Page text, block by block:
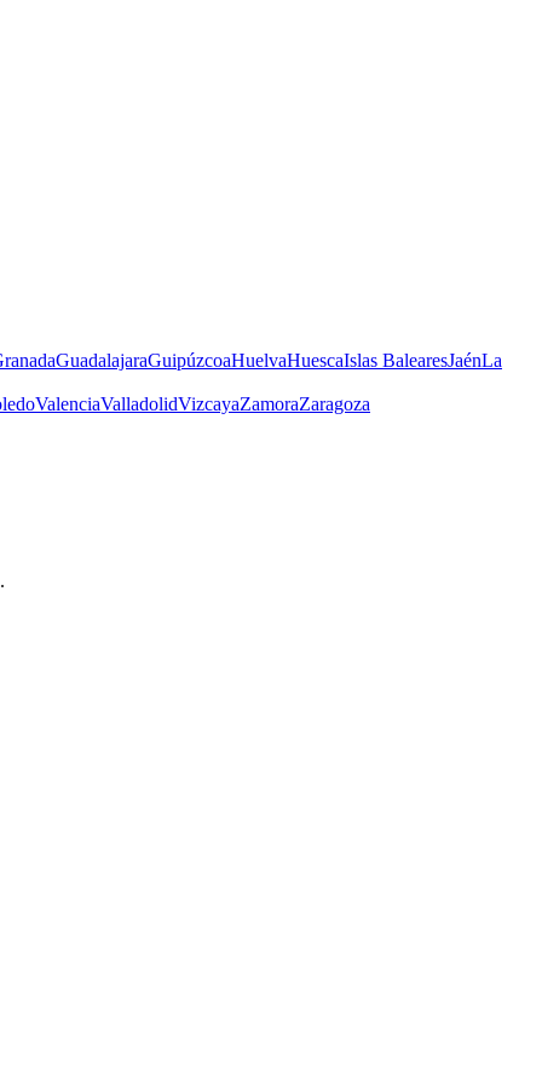
GuadalajaraGuipúzcoaHuelvaHuescaIslas BalearesJaénLa
ValenciaValladolidVizcayaZamoraZaragoza